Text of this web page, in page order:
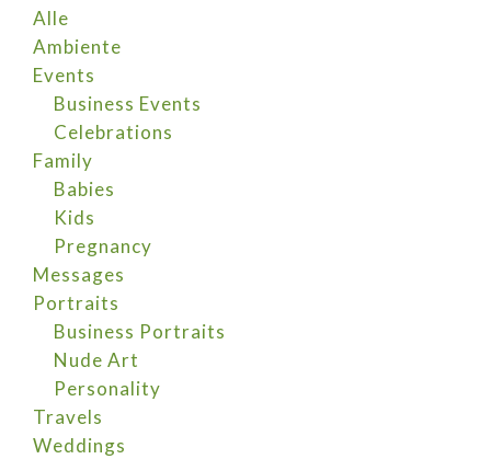
Alle
Ambiente
Events
Business Events
Celebrations
Family
Babies
Kids
Pregnancy
Messages
Portraits
Business Portraits
Nude Art
Personality
Travels
Weddings